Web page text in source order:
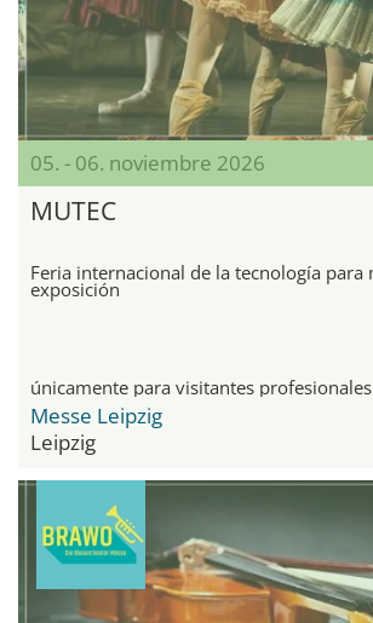
05. - 06. noviembre 2026
MUTEC
Feria internacional de la tecnología para
exposición
únicamente para visitantes profesionales
Messe Leipzig
Leipzig